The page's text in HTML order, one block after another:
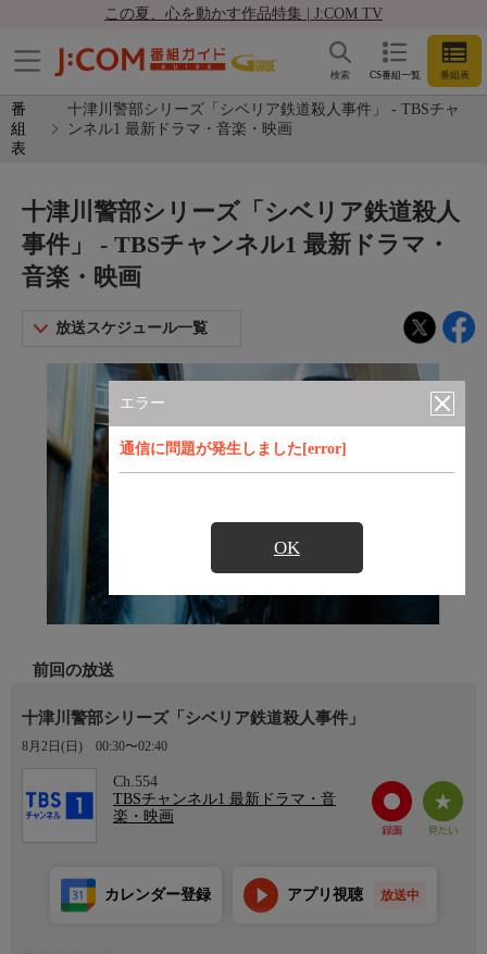
この夏、心を動かす作品特集 | J:COM TV
CS番組一覧 番組表
検索
番
組
表
十津川警部シリーズ「シベリア鉄道殺人事件」 - TBSチャ
ンネル1 最新ドラマ・音楽・映画
エラー
通信に問題が発生しました[error]
OK
十津川警部シリーズ「シベリア鉄道殺人
事件」 - TBSチャンネル1 最新ドラマ・
音楽・映画
放送スケジュール一覧
前回の放送
十津川警部シリーズ「シベリア鉄道殺人事件」
8月2日(日) 00:30〜02:40
Ch.554
TBSチャンネル1 最新ドラマ・音
楽・映画
カレンダー登録 アプリ視聴 放送中